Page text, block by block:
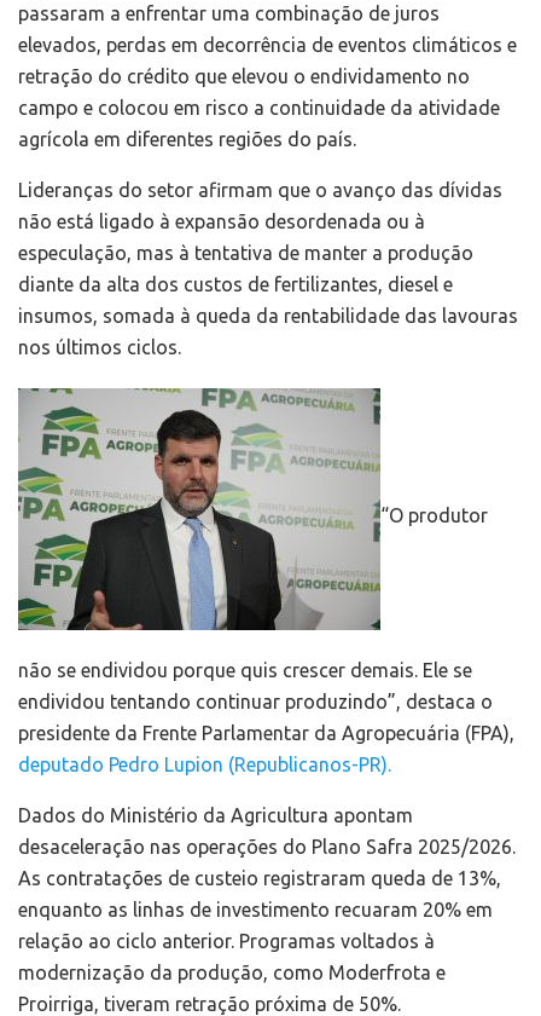
passaram a enfrentar uma combinação de juros
elevados, perdas em decorrência de eventos climáticos e
retração do crédito que elevou o endividamento no
campo e colocou em risco a continuidade da atividade
agrícola em diferentes regiões do país.
Lideranças do setor afirmam que o avanço das dívidas
não está ligado à expansão desordenada ou à
especulação, mas à tentativa de manter a produção
diante da alta dos custos de fertilizantes, diesel e
insumos, somada à queda da rentabilidade das lavouras
nos últimos ciclos.
“O produtor
não se endividou porque quis crescer demais. Ele se
endividou tentando continuar produzindo”, destaca o
presidente da Frente Parlamentar da Agropecuária (FPA),
deputado Pedro Lupion (Republicanos-PR).
Dados do Ministério da Agricultura apontam
desaceleração nas operações do Plano Safra 2025/2026.
As contratações de custeio registraram queda de 13%,
enquanto as linhas de investimento recuaram 20% em
relação ao ciclo anterior. Programas voltados à
modernização da produção, como Moderfrota e
Proirriga, tiveram retração próxima de 50%.